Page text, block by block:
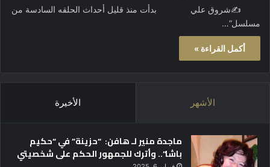
✍️شروق علي بدأت منذ قليل أحداث الحلقه السادسة من
مسلسل”…
أكمل القراءة »
الأشهر الأخيرة
ماجدة منير لـ هافن: “حزينة” في “حكيم
باشا”.. وأترك للجمهور الحكم على شخصيتي